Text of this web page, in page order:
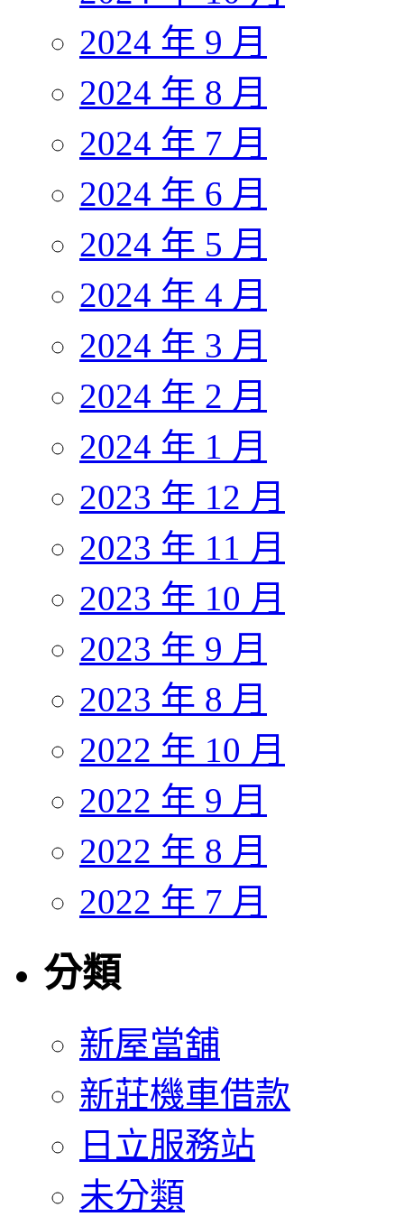
2024 年 9 月
2024 年 8 月
2024 年 7 月
2024 年 6 月
2024 年 5 月
2024 年 4 月
2024 年 3 月
2024 年 2 月
2024 年 1 月
2023 年 12 月
2023 年 11 月
2023 年 10 月
2023 年 9 月
2023 年 8 月
2022 年 10 月
2022 年 9 月
2022 年 8 月
2022 年 7 月
分類
新屋當舖
新莊機車借款
日立服務站
未分類